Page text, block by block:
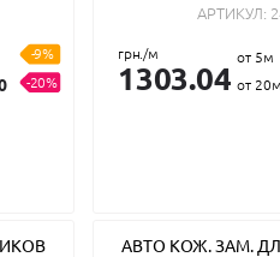
-9%
-20%
АРТИКУЛ:
грн./м
1303.04
от 5м
от 20м
АВТО КОЖ. ЗАМ.